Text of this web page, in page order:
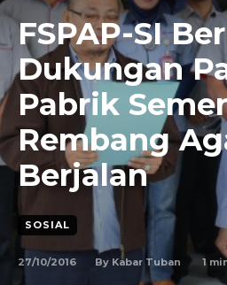
FSPAP-SI
Dukungan
Pabrik
Rembang
Berjalan
SOSIAL
27/10/2016 By Kabar Tuban 1